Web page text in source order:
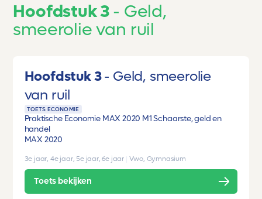
Hoofdstuk 3
Geld,
smeerolie van ruil
Hoofdstuk 3
Geld, smeerolie
van ruil
TOETS ECONOMIE
Praktische Economie MAX 2020 M1 Schaarste, geld en
handel
MAX 2020
3e jaar, 4e jaar, 5e jaar, 6e jaar Vwo, Gymnasium
Toets bekijken